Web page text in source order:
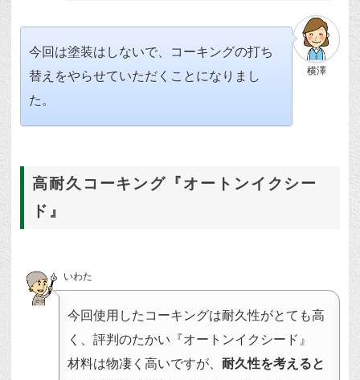
横澤
今回は塗装はしないで、コーキングの打ち
替えをやらせていただくことになりまし
た。
高耐久コーキング『オートンイクシー
ド』
いわた
今回使用したコーキングは耐久性がとても高
く、評判のたかい『オートンイクシード』
材料は物凄く高いですが、耐久性を考えると